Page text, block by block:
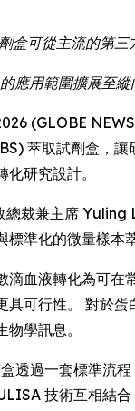
盒可從主流的第
應用範圍擴展至
(GLOBE
萃取試劑盒，讓
研究設計。
裁兼主席 Yuling
標準化的微量樣本
滴血液轉化為可在
具可行性。 對於
學訊息。
透過一套標準流
技術互相結合